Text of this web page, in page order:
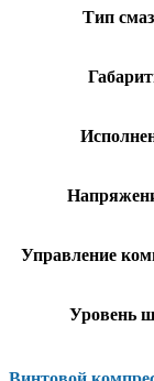
Тип
Управление
Уровень